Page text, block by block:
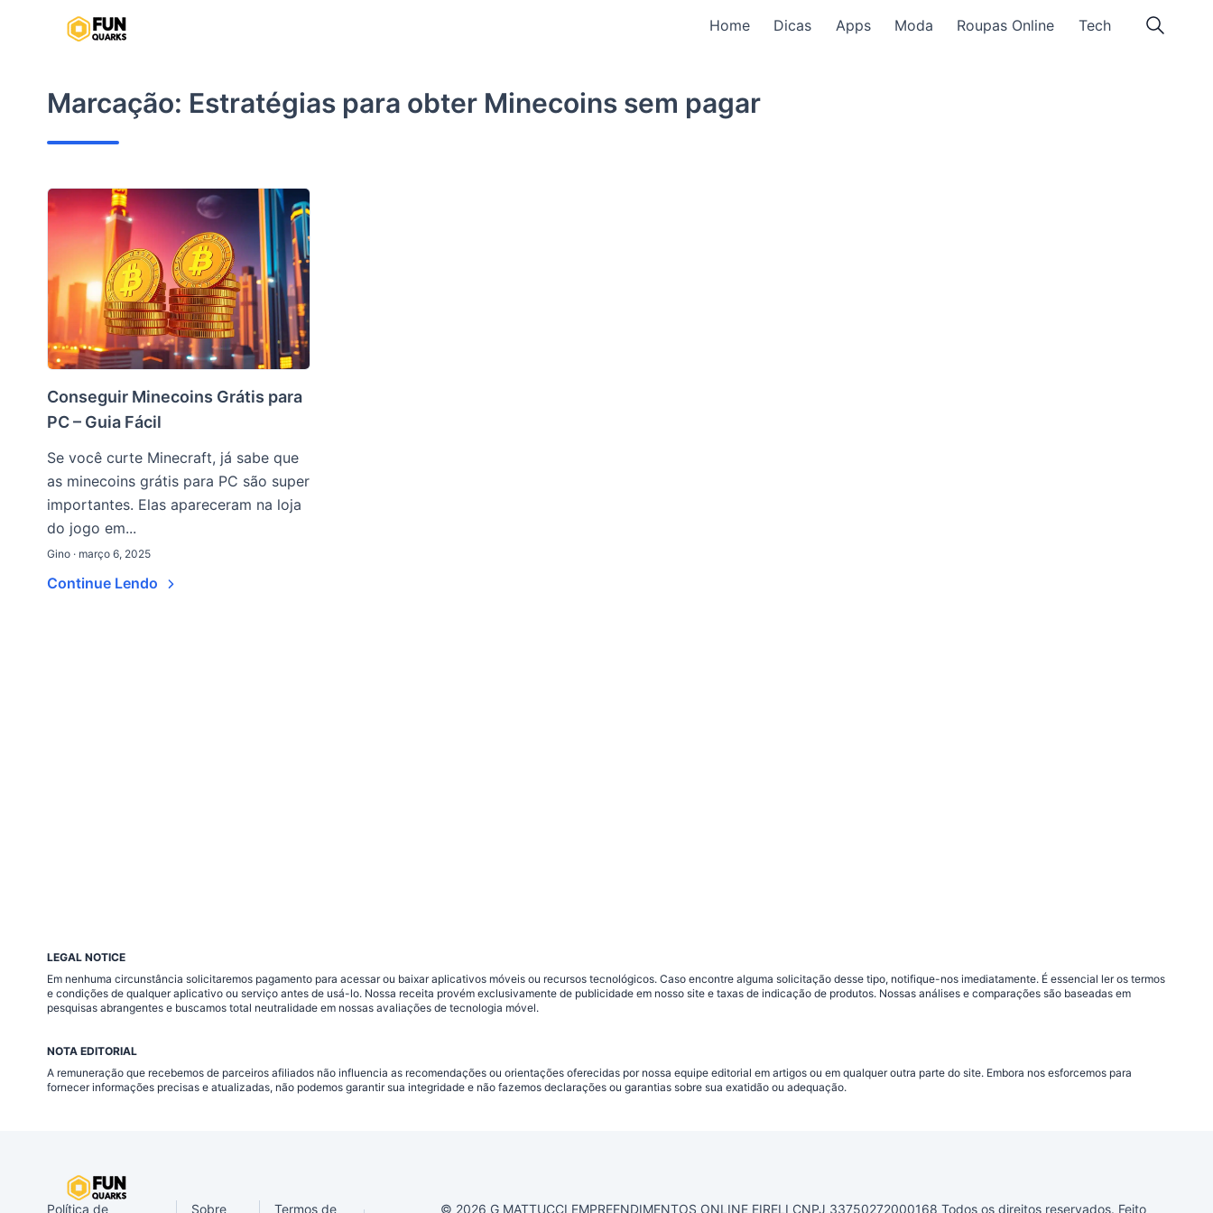
conteúdo
Home Dicas Apps Moda Roupas Online Tech
Marcação: Estratégias para obter Minecoins sem pagar
Conseguir Minecoins Grátis para
PC – Guia Fácil
Se você curte Minecraft, já sabe que
as minecoins grátis para PC são super
importantes. Elas apareceram na loja
do jogo em...
Gino · março 6, 2025
Continue Lendo
LEGAL NOTICE
Em nenhuma circunstância solicitaremos pagamento para acessar ou baixar aplicativos móveis ou recursos tecnológicos. Caso encontre alguma solicitação desse tipo, notifique-nos imediatamente. É essencial ler os termos
e condições de qualquer aplicativo ou serviço antes de usá-lo. Nossa receita provém exclusivamente de publicidade em nosso site e taxas de indicação de produtos. Nossas análises e comparações são baseadas em
pesquisas abrangentes e buscamos total neutralidade em nossas avaliações de tecnologia móvel.
NOTA EDITORIAL
A remuneração que recebemos de parceiros afiliados não influencia as recomendações ou orientações oferecidas por nossa equipe editorial em artigos ou em qualquer outra parte do site. Embora nos esforcemos para
fornecer informações precisas e atualizadas, não podemos garantir sua integridade e não fazemos declarações ou garantias sobre sua exatidão ou adequação.
Política de Sobre Termos de © 2026 G MATTUCCI EMPREENDIMENTOS ONLINE EIRELI CNPJ 33750272000168 Todos os direitos reservados. Feito